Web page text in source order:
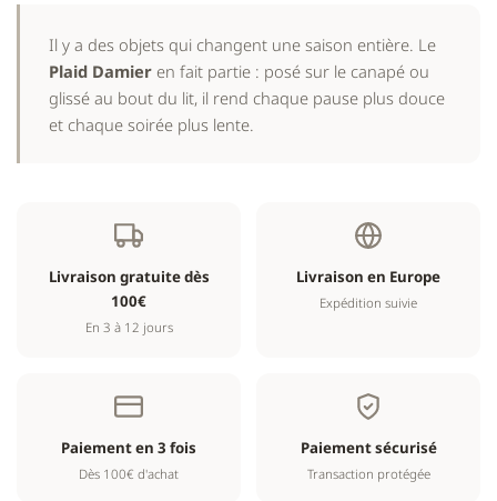
Il y a des objets qui changent une saison entière. Le
Plaid Damier en fait partie : posé sur le canapé ou
glissé au bout du lit, il rend chaque pause plus douce
et chaque soirée plus lente.
Livraison gratuite dès
100€
En 3 à 12 jours
Livraison en Europe
Expédition suivie
Paiement en 3 fois
Dès 100€ d'achat
Paiement sécurisé
Transaction protégée